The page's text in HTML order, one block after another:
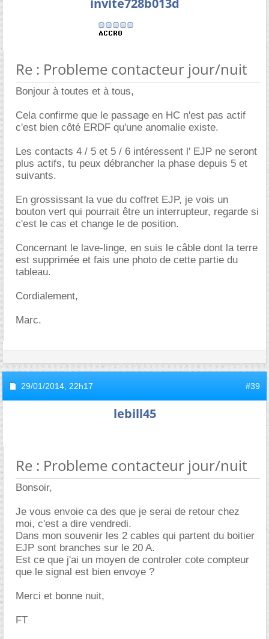
invite728b013d
Re : Probleme contacteur jour/nuit
Bonjour à toutes et à tous,
Cela confirme que le passage en HC n'est pas actif
c'est bien côté ERDF qu'une anomalie existe.
Les contacts 4 / 5 et 5 / 6 intéressent l' EJP ne seront
plus actifs, tu peux débrancher la phase depuis 5 et
suivants.
En grossissant la vue du coffret EJP, je vois un
bouton vert qui pourrait être un interrupteur, regarde si
c'est le cas et change le de position.
Concernant le lave-linge, en suis le câble dont la terre
est supprimée et fais une photo de cette partie du
tableau.
Cordialement,
Marc.
29/01/2014, 22h17 #39
lebill45
Re : Probleme contacteur jour/nuit
Bonsoir,
Je vous envoie ca des que je serai de retour chez
moi, c'est a dire vendredi.
Dans mon souvenir les 2 cables qui partent du boitier
EJP sont branches sur le 20 A.
Est ce que j'ai un moyen de controler cote compteur
que le signal est bien envoye ?
Merci et bonne nuit,
FT